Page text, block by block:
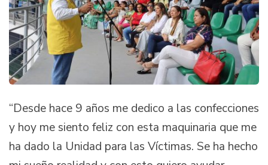
“Desde hace 9 años me dedico a las confecciones
y hoy me siento feliz con esta maquinaria que me
ha dado la Unidad para las Víctimas. Se ha hecho